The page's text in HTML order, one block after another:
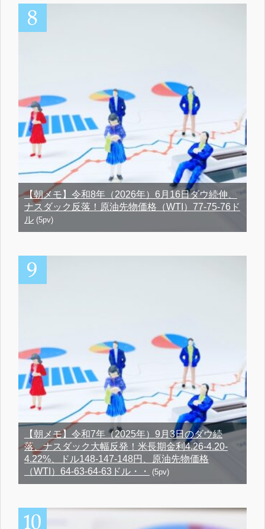
【朝メモ】令和8年（2026年）6月16日ダウ続伸、
ナスダック反落！原油先物価格（WTI）77-75-76ド
ル (5pv)
【朝メモ】令和7年（2025年）9月3日のダウ続
落、ナスダック大幅反発！米長期金利4.26-4.20-
4.22%、ドル148-147-148円、原油先物価格
（WTI）64-63-64-63ドル・・
(5pv)